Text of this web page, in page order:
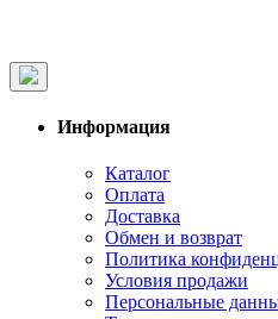
Информация
Каталог
Оплата
Доставка
Обмен и возврат
Политика
Условия продажи
Персональные